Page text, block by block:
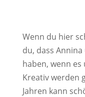
Wenn du hier
du, dass
haben, wenn es
Kreativ werden
Jahren kann